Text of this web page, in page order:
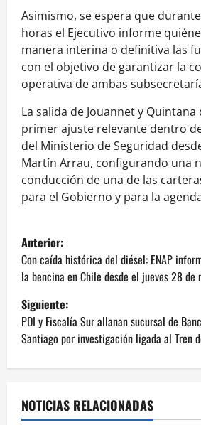
Asimismo, se espera que
horas el Ejecutivo informe
manera interina o definitiva las
con el objetivo de garantizar la
operativa de ambas
La salida de Jouannet y
primer ajuste relevante dentro
del Ministerio de Seguridad
Martín Arrau, configurando una
conducción de una de las
para el Gobierno y para la
N
a
v
e
c
Anterior:
Con caída histórica del diésel: ENAP
la bencina en Chile desde el jueves 28 de
Siguiente:
PDI y Fiscalía Sur allanan sucursal de
Santiago por investigación ligada al Tren
NOTICIAS RELACIONADAS